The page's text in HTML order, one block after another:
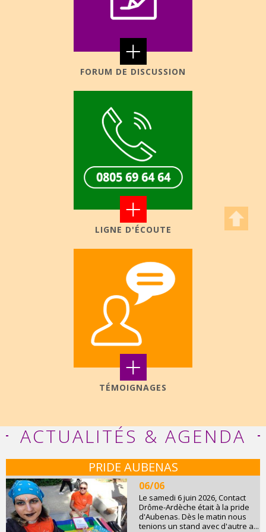
+
FORUM DE DISCUSSION
+
LIGNE D'ÉCOUTE
+
TÉMOIGNAGES
ACTUALITÉS & AGENDA
PRIDE AUBENAS
06/06
Le samedi 6 juin 2026, Contact
Drôme-Ardèche était à la pride
d'Aubenas. Dès le matin nous
tenions un stand avec d'autre a...